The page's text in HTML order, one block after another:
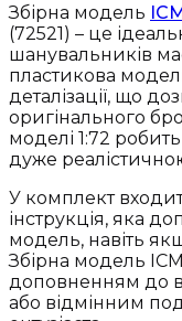
Збірна модель
(72521) – це
шанувальників
пластикова
деталізації, що
оригінального
моделі 1:72
дуже
У комплект
інструкція, яка
модель, навіть
Збірна модель
доповненням до
або відмінним